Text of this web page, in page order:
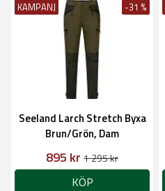
KAMPANJ -31 %
Seeland Larch Stretch Byxa
Brun/Grön, Dam
895 kr 1 295 kr
KÖP